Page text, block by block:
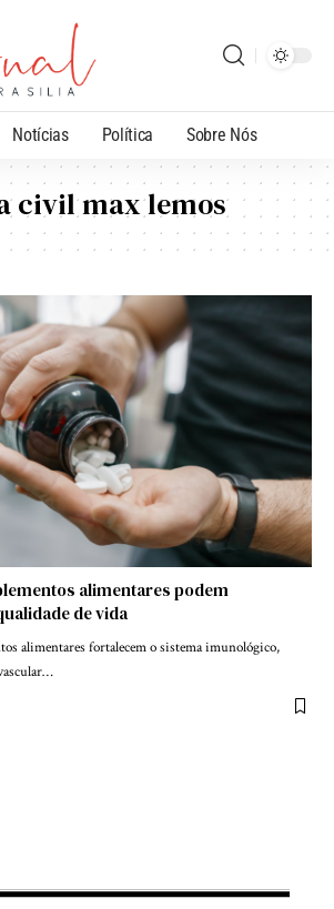
Notícias Política Sobre Nós
civil max lemos
alimentares podem
de vida
alimentares fortalecem o sistema imunológico,